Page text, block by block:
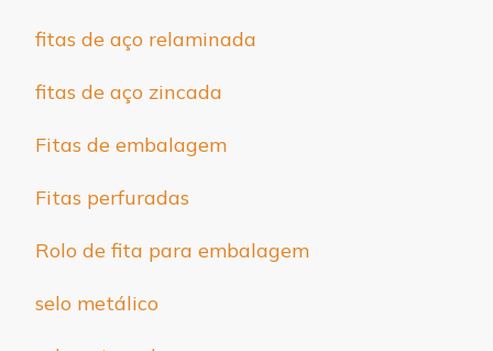
fitas de aço relaminada
fitas de aço zincada
Fitas de embalagem
Fitas perfuradas
Rolo de fita para embalagem
selo metálico